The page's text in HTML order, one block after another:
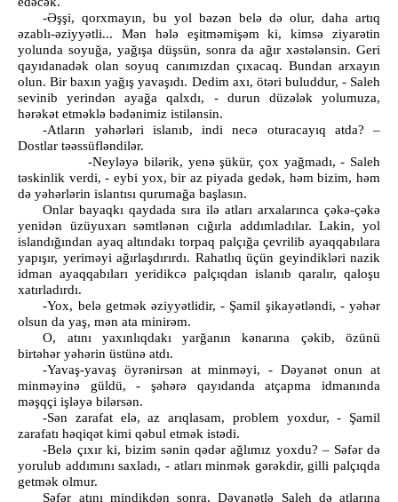
-Əşşi, qorxmayın, bu yol bəzən belə də olur, daha artıq
əzablı-əziyyətli... Mən hələ eşitməmişəm ki, kimsə ziyarətin
yolunda soyuğa, yağışa düşsün, sonra da ağır xəstələnsin. Geri
qayıdanadək olan soyuq canımızdan çıxacaq. Bundan arxayın
olun. Bir baxın yağış yavaşıdı. Dedim axı, ötəri buluddur, - Saleh
sevinib yerindən ayağa qalxdı, - durun düzələk yolumuza,
hərəkət etməklə bədənimiz istilənsin.
-Atların yəhərləri islanıb, indi necə oturacayıq atda? –
Dostlar təəssüfləndilər.
-Neyləyə bilərik, yenə şükür, çox yağmadı, - Saleh
təskinlik verdi, - eybi yox, bir az piyada gedək, həm bizim, həm
də yəhərlərin islantısı qurumağa başlasın.
Onlar bayaqkı qaydada sıra ilə atları arxalarınca çəkə-çəkə
yenidən üzüyuxarı səmtlənən cığırla addımladılar. Lakin, yol
islandığından ayaq altındakı torpaq palçığa çevrilib ayaqqabılara
yapışır, yeriməyi ağırlaşdırırdı. Rahatlıq üçün geyindikləri nazik
idman ayaqqabıları yeridikcə palçıqdan islanıb qaralır, qaloşu
xatırladırdı.
-Yox, belə getmək əziyyətlidir, - Şamil şikayətləndi, - yəhər
olsun da yaş, mən ata minirəm.
O, atını yaxınlıqdakı yarğanın kənarına çəkib, özünü
birtəhər yəhərin üstünə atdı.
-Yavaş-yavaş öyrənirsən at minməyi, - Dəyanət onun at
minməyinə güldü, - şəhərə qayıdanda atçapma idmanında
məşqçi işləyə bilərsən.
-Sən zarafat elə, az arıqlasam, problem yoxdur, - Şamil
zarafatı həqiqət kimi qəbul etmək istədi.
-Belə çıxır ki, bizim sənin qədər ağlımız yoxdu? – Səfər də
yorulub addımını saxladı, - atları minmək gərəkdir, gilli palçıqda
getmək olmur.
Səfər atını mindikdən sonra, Dəyanətlə Saleh də atlarına